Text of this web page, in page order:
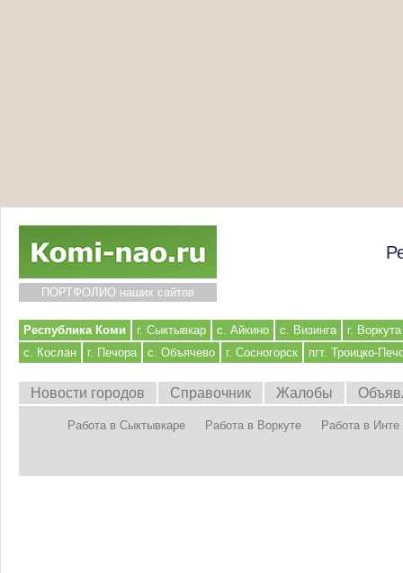
ПОРТФОЛИО наших сайтов
Республика Коми г. Сыктывкар с. Айкино с. Визинга
г. Воркута
с. Кослан
г. Печора с. Объячево г. Сосногорск пгт. Троицко-
Новости городов Справочник Жалобы
Работа в Сыктывкаре Работа в Воркуте Работа в Инте